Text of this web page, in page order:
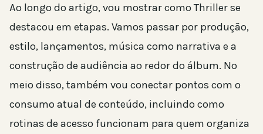
Ao longo do artigo, vou mostrar como Thriller se
destacou em etapas. Vamos passar por produção,
estilo, lançamentos, música como narrativa e a
construção de audiência ao redor do álbum. No
meio disso, também vou conectar pontos com o
consumo atual de conteúdo, incluindo como
rotinas de acesso funcionam para quem organiza